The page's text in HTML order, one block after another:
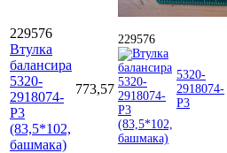
229576
Втулка
балансира
5320-
2918074-
Р3
(83,5*102,
башмака)
773,57
229576
5320-
2918074-
Р3